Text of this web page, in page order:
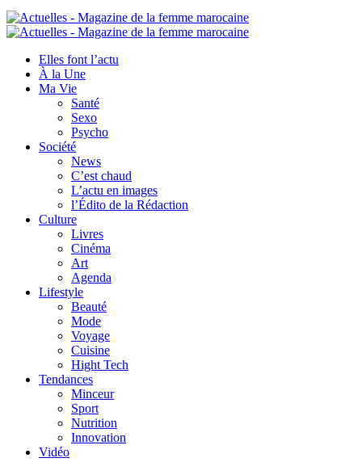
Elles font l’actu
À la Une
Ma Vie
Santé
Sexo
Psycho
Société
News
C’est chaud
L’actu en images
l’Édito de la Rédaction
Culture
Livres
Cinéma
Art
Agenda
Lifestyle
Beauté
Mode
Voyage
Cuisine
Hight Tech
Tendances
Minceur
Sport
Nutrition
Innovation
Vidéo